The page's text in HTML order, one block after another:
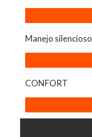
Manejo silencioso
CONFORT